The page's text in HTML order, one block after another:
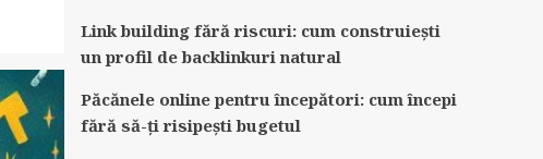
Link building fără riscuri: cum construiești
un profil de backlinkuri natural
Păcănele online pentru începători: cum începi
fără să-ți risipești bugetul